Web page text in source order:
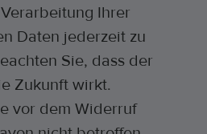
Ihrer
Daten jederzeit zu
Sie, dass der
Zukunft wirkt.
vor dem Widerruf